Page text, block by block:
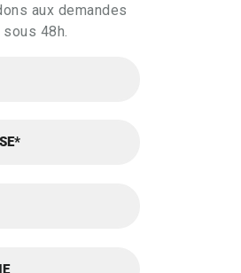
aux demandes
48h.